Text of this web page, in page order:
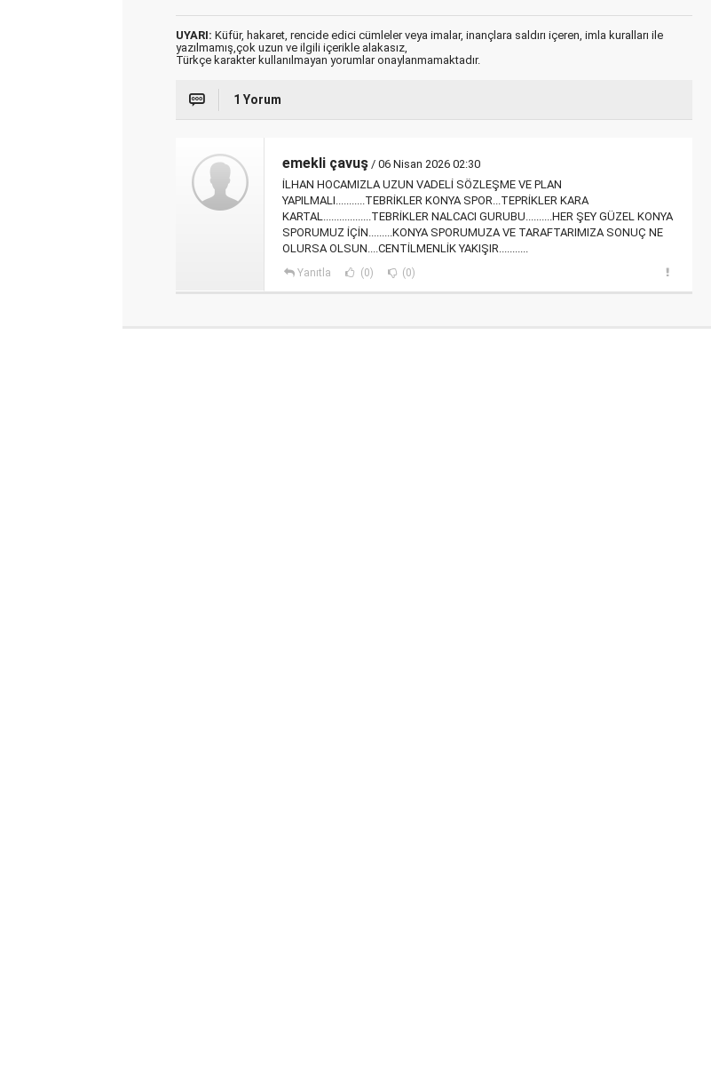
UYARI: Küfür, hakaret, rencide edici cümleler veya imalar, inançlara saldırı içeren, imla kuralları ile
yazılmamış,çok uzun ve ilgili içerikle alakasız,
Türkçe karakter kullanılmayan yorumlar onaylanmamaktadır.
1 Yorum
emekli çavuş / 06 Nisan 2026 02:30
İLHAN HOCAMIZLA UZUN VADELİ SÖZLEŞME VE PLAN
YAPILMALI...........TEBRİKLER KONYA SPOR...TEPRİKLER KARA
KARTAL..................TEBRİKLER NALCACI GURUBU..........HER ŞEY GÜZEL KONYA
SPORUMUZ İÇİN.........KONYA SPORUMUZA VE TARAFTARIMIZA SONUÇ NE
OLURSA OLSUN....CENTİLMENLİK YAKIŞIR...........
Yanıtla (0) (0)